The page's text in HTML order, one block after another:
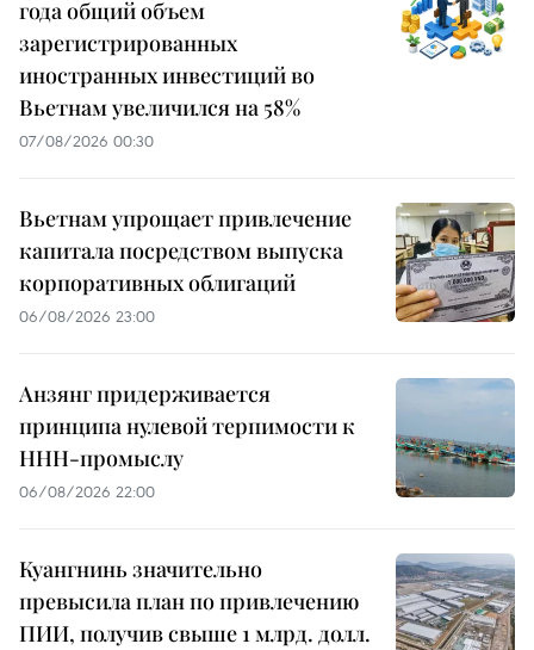
года общий объем
зарегистрированных
иностранных инвестиций во
Вьетнам увеличился на 58%
07/08/2026 00:30
Вьетнам упрощает привлечение
капитала посредством выпуска
корпоративных облигаций
06/08/2026 23:00
Анзянг придерживается
принципа нулевой терпимости к
ННН-промыслу
06/08/2026 22:00
Куангнинь значительно
превысила план по привлечению
ПИИ, получив свыше 1 млрд. долл.